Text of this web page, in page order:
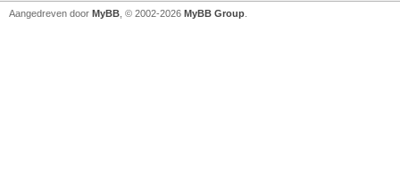
Aangedreven door MyBB , © 2002-2026 MyBB Group